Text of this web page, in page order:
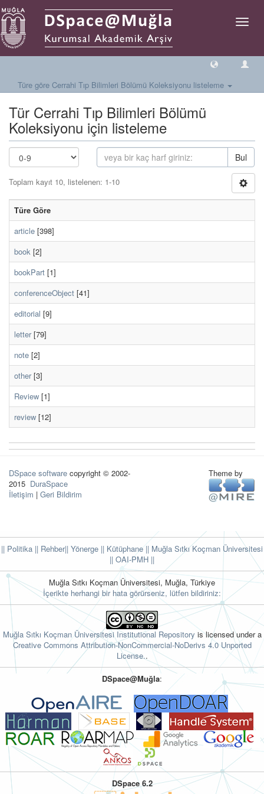
Geçiş
Türe göre Cerrahi Tıp Bilimleri Bölümü Koleksiyonu listeleme
Tür Cerrahi Tıp Bilimleri Bölümü
Koleksiyonu için listeleme
Bul
Toplam kayıt 10, listelenen: 1-10
Türe Göre
article [398]
book [2]
bookPart [1]
conferenceObject [41]
editorial [9]
letter[79]
note [2]
other[3]
Review [1]
review [12]
DSpace software copyright © 2002-
2015 DuraSpace
İletişim | Geri Bildirim
Theme by
|| Politika || Rehber|| Yönerge || Kütüphane|| Muğla Sıtkı Koçman Üniversitesi
|| OAI-PMH ||
Muğla Sıtkı Koçman Üniversitesi, Muğla, Türkiye
İçerikte herhangi bir hata görürseniz, lütfen bildiriniz:
Muğla Sıtkı Koçman Üniversitesi Institutional Repository is licensed under a
Creative Commons Attribution-NonCommercial-NoDerivs 4.0 Unported
License..
DSpace@Muğla:
DSpace 6.2